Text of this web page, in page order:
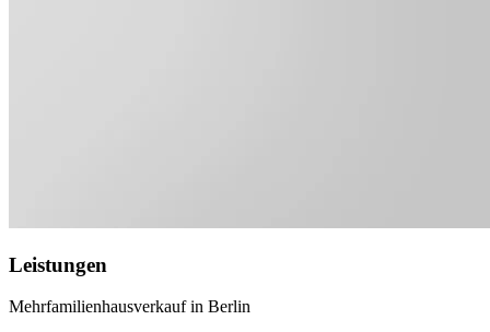
Leistungen
Mehrfamilienhausverkauf in Berlin